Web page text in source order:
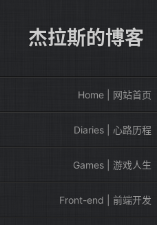
杰拉斯的博客
Home | 网站首页
Diaries | 心路历程
Games | 游戏人生
Front-end | 前端开发